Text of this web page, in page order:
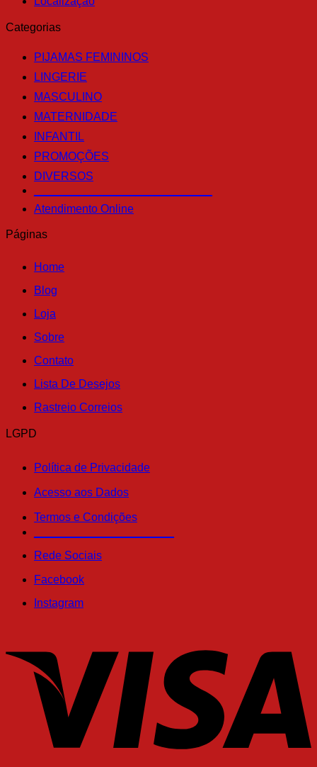
Categorias
PIJAMAS FEMININOS
LINGERIE
MASCULINO
MATERNIDADE
INFANTIL
PROMOÇÕES
DIVERSOS
Atendimento Online
Páginas
Home
Blog
Loja
Sobre
Contato
Lista De Desejos
Rastreio Correios
LGPD
Política de Privacidade
Acesso aos Dados
Termos e Condições
Rede Sociais
Facebook
Instagram